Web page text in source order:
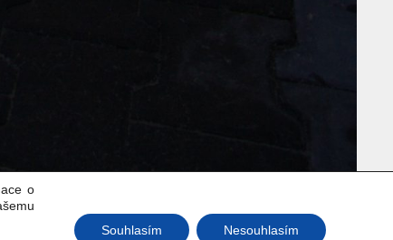
o
Souhlasím Nesouhlasím